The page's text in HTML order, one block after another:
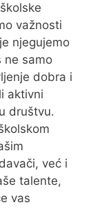
važnosti
njegujemo
ne samo
dobra i
aktivni
društvu.
već i
talente,
vas